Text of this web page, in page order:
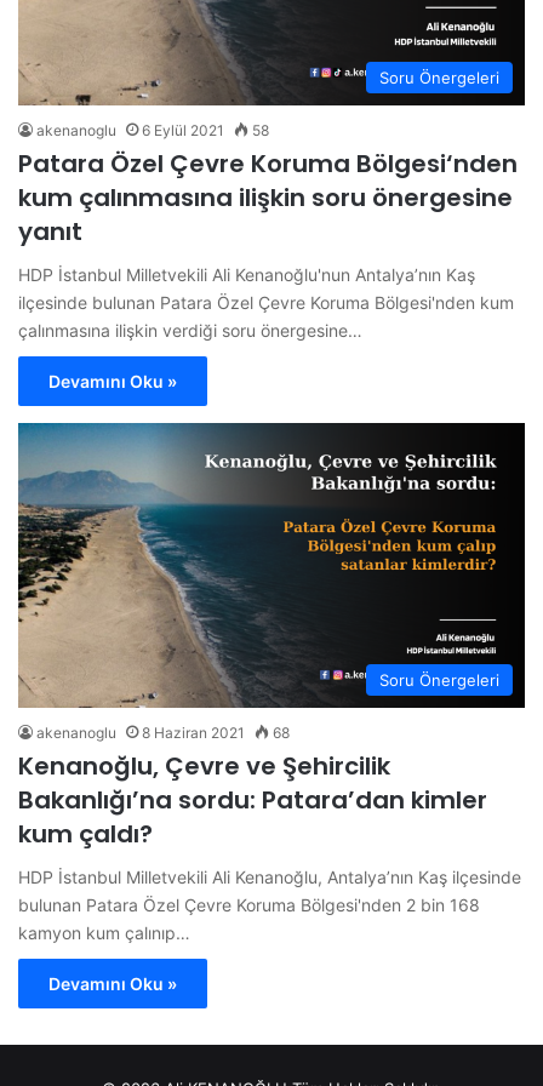
Soru Önergeleri
akenanoglu 6 Eylül 2021 58
Patara Özel Çevre Koruma Bölgesi‘nden
kum çalınmasına ilişkin soru önergesine
yanıt
HDP İstanbul Milletvekili Ali Kenanoğlu'nun Antalya’nın Kaş
ilçesinde bulunan Patara Özel Çevre Koruma Bölgesi'nden kum
çalınmasına ilişkin verdiği soru önergesine…
Devamını Oku »
Soru Önergeleri
akenanoglu 8 Haziran 2021 68
Kenanoğlu, Çevre ve Şehircilik
Bakanlığı’na sordu: Patara’dan kimler
kum çaldı?
HDP İstanbul Milletvekili Ali Kenanoğlu, Antalya’nın Kaş ilçesinde
bulunan Patara Özel Çevre Koruma Bölgesi'nden 2 bin 168
kamyon kum çalınıp…
Devamını Oku »